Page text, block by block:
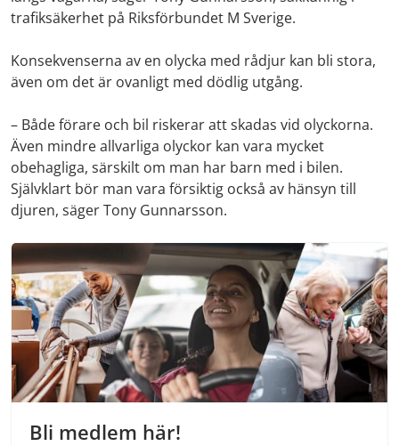
trafiksäkerhet på Riksförbundet M Sverige.
Konsekvenserna av en olycka med rådjur kan bli stora,
även om det är ovanligt med dödlig utgång.
– Både förare och bil riskerar att skadas vid olyckorna.
Även mindre allvarliga olyckor kan vara mycket
obehagliga, särskilt om man har barn med i bilen.
Självklart bör man vara försiktig också av hänsyn till
djuren, säger Tony Gunnarsson.
Bli medlem här!